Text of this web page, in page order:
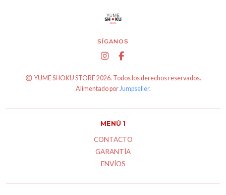
SÍGANOS
YUME SHOKU STORE 2026. Todos los derechos reservados.
Alimentado porJumpseller.
MENÚ 1
CONTACTO
GARANTÍA
ENVÍOS